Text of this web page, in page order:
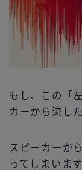
もし、この「
カーから流し
スピーカーか
ってしまいます